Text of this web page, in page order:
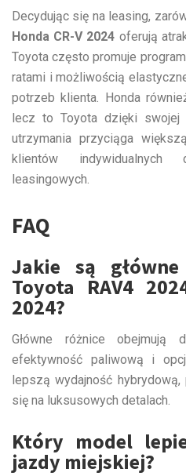
Decydując się na leasing,
Honda CR-V 2024 oferują
Toyota często promuje
ratami i możliwością
potrzeb klienta. Honda
lecz to Toyota dzięki
utrzymania przyciąga
klientów
leasingowych.
FAQ
Jakie są
Toyota RAV4
2024?
Główne różnice obejmują
efektywność paliwową i
lepszą wydajność
się na luksusowych detalach.
Który model
jazdy miejskiej?